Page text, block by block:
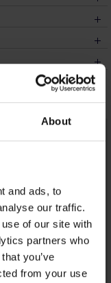
About
and ads, to
our traffic.
of our site with
partners who
you’ve
from your use